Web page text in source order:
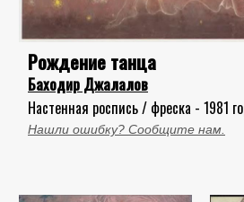
Рождение танца
Баходир Джалалов
Настенная роспись / фреска - 1981
Нашли ошибку? Сообщите нам.